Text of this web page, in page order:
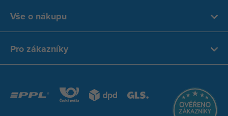
Vše o nákupu
Pro zákazníky